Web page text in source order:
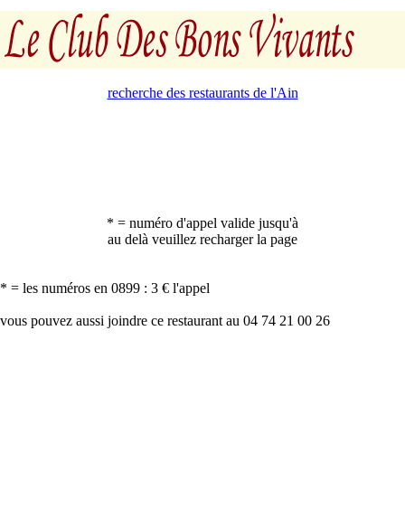
recherche des restaurants de l'Ain
* = numéro d'appel valide jusqu'à
au delà veuillez recharger la page
* = les numéros en 0899 : 3 € l'appel
vous pouvez aussi joindre ce restaurant au 04 74 21 00 26